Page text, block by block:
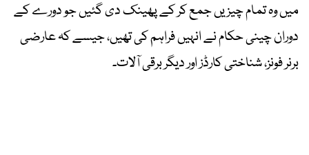
میں وہ تمام چیزیں جمع کر کے پھینک دی گئیں جو دورے کے
دوران چینی حکام نے انہیں فراہم کی تھیں، جیسے کہ عارضی
برنر فونز، شناختی کارڈز اور دیگر برقی آلات۔